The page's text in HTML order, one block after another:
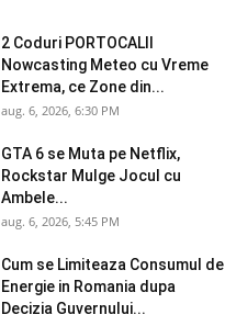
2 Coduri PORTOCALII
Nowcasting Meteo cu Vreme
Extrema, ce Zone din...
aug. 6, 2026, 6:30 PM
GTA 6 se Muta pe Netflix,
Rockstar Mulge Jocul cu
Ambele...
aug. 6, 2026, 5:45 PM
Cum se Limiteaza Consumul de
Energie in Romania dupa
Decizia Guvernului...